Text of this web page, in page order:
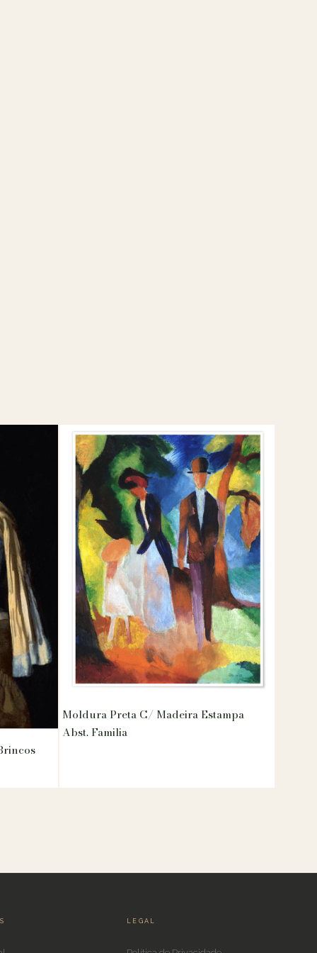
Moldura Preta C/ Madeira Estampa
Abst. Familia
LEGAL